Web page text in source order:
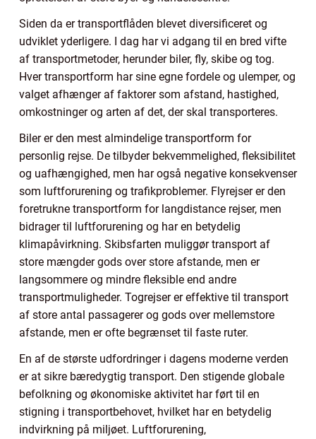
Siden da er transportflåden blevet diversificeret og
udviklet yderligere. I dag har vi adgang til en bred vifte
af transportmetoder, herunder biler, fly, skibe og tog.
Hver transportform har sine egne fordele og ulemper, og
valget afhænger af faktorer som afstand, hastighed,
omkostninger og arten af det, der skal transporteres.
Biler er den mest almindelige transportform for
personlig rejse. De tilbyder bekvemmelighed, fleksibilitet
og uafhængighed, men har også negative konsekvenser
som luftforurening og trafikproblemer. Flyrejser er den
foretrukne transportform for langdistance rejser, men
bidrager til luftforurening og har en betydelig
klimapåvirkning. Skibsfarten muliggør transport af
store mængder gods over store afstande, men er
langsommere og mindre fleksible end andre
transportmuligheder. Togrejser er effektive til transport
af store antal passagerer og gods over mellemstore
afstande, men er ofte begrænset til faste ruter.
En af de største udfordringer i dagens moderne verden
er at sikre bæredygtig transport. Den stigende globale
befolkning og økonomiske aktivitet har ført til en
stigning i transportbehovet, hvilket har en betydelig
indvirkning på miljøet. Luftforurening,